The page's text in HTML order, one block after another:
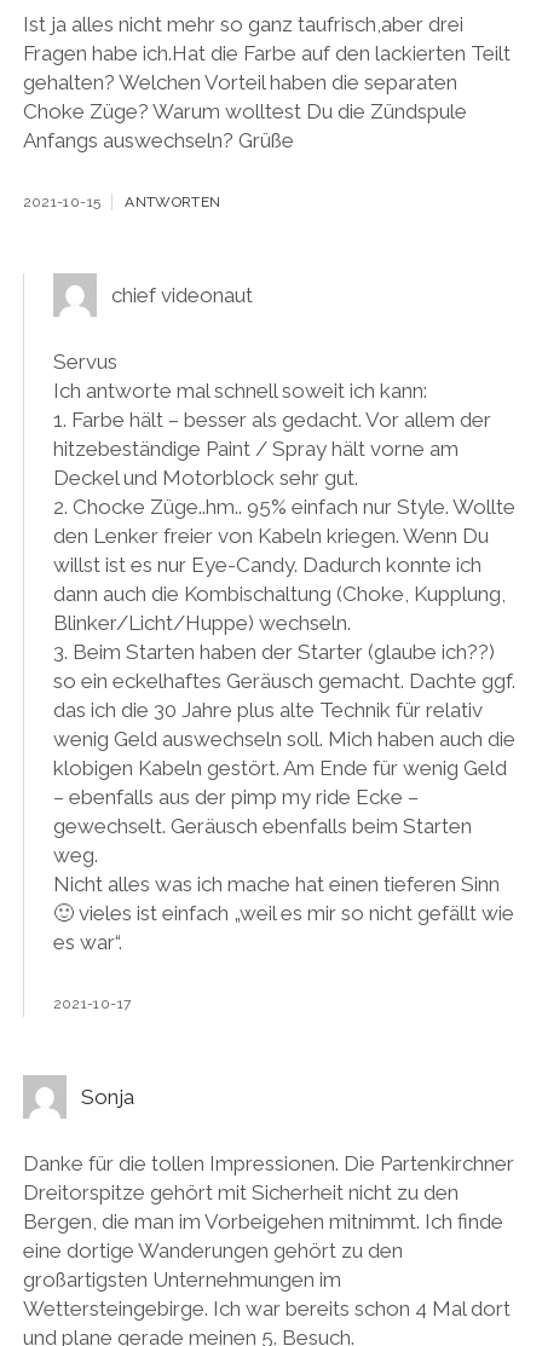
Ist ja alles nicht mehr so ganz taufrisch,aber drei
Fragen habe ich.Hat die Farbe auf den lackierten Teilt
gehalten? Welchen Vorteil haben die separaten
Choke Züge? Warum wolltest Du die Zündspule
Anfangs auswechseln? Grüße
2021-10-15 ANTWORTEN
chief videonaut
Servus
Ich antworte mal schnell soweit ich kann:
1. Farbe hält – besser als gedacht. Vor allem der
hitzebeständige Paint / Spray hält vorne am
Deckel und Motorblock sehr gut.
2. Chocke Züge..hm.. 95% einfach nur Style. Wollte
den Lenker freier von Kabeln kriegen. Wenn Du
willst ist es nur Eye-Candy. Dadurch konnte ich
dann auch die Kombischaltung (Choke, Kupplung,
Blinker/Licht/Huppe) wechseln.
3. Beim Starten haben der Starter (glaube ich??)
so ein eckelhaftes Geräusch gemacht. Dachte ggf.
das ich die 30 Jahre plus alte Technik für relativ
wenig Geld auswechseln soll. Mich haben auch die
klobigen Kabeln gestört. Am Ende für wenig Geld
– ebenfalls aus der pimp my ride Ecke –
gewechselt. Geräusch ebenfalls beim Starten
weg.
Nicht alles was ich mache hat einen tieferen Sinn
🙂 vieles ist einfach „weil es mir so nicht gefällt wie
es war“.
2021-10-17
Sonja
Danke für die tollen Impressionen. Die Partenkirchner
Dreitorspitze gehört mit Sicherheit nicht zu den
Bergen, die man im Vorbeigehen mitnimmt. Ich finde
eine dortige Wanderungen gehört zu den
großartigsten Unternehmungen im
Wettersteingebirge. Ich war bereits schon 4 Mal dort
und plane gerade meinen 5. Besuch.